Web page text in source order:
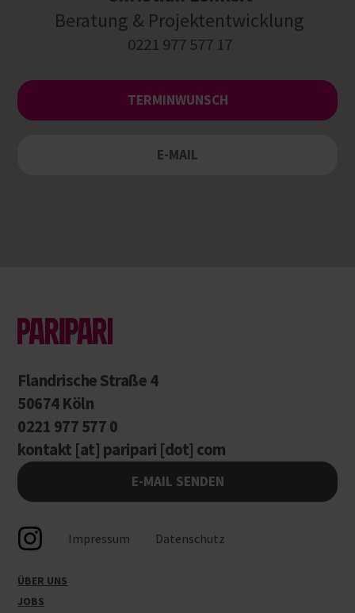
Beratung & Projektentwicklung
0221 977 577 17
TERMINWUNSCH
E-MAIL
Flandrische Straße 4
50674 Köln
0221 977 577 0
kontakt [at] paripari [dot] com
E-MAIL SENDEN
Impressum Datenschutz
ÜBER UNS
JOBS